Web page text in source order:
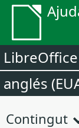
LibreOffice
anglés
Contingut